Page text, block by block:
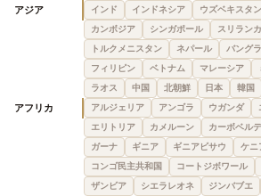
アジア インド インドネシア ウズベキスタン
カンボジア
シンガポール スリランカ
トルクメニスタン
ネパール バング
フィリピン
ベトナム マレーシア
ラオス
中国 北朝鮮 日本 韓国
アフリカ アルジェリア アンゴラ ウガンダ
エリトリア
カメルーン カーボベルデ
ガーナ
ギニア ギニアビサウ ケニ
コンゴ民主共和国
コートジボワール
ザンビア
シエラレオネ ジンバブエ